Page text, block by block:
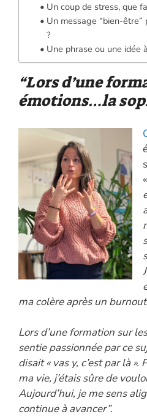
Un coup de stress, que
Un message “bien-
?
Une phrase ou une idée
“Lors d’une
émotions…la
«
ma colère après un
Lors d’une formation sur
sentie passionnée par ce
disait « vas y, c’est par là
ma vie, j’étais sûre de
Aujourd’hui, je me sens
continue à avancer”.